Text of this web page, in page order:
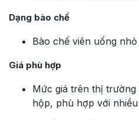
Dạng bào chế
Bào chế viên uống
Giá phù hợp
Mức giá trên thị
hộp, phù hợp với